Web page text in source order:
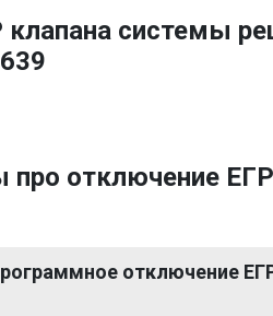
системы
отключение
отключение